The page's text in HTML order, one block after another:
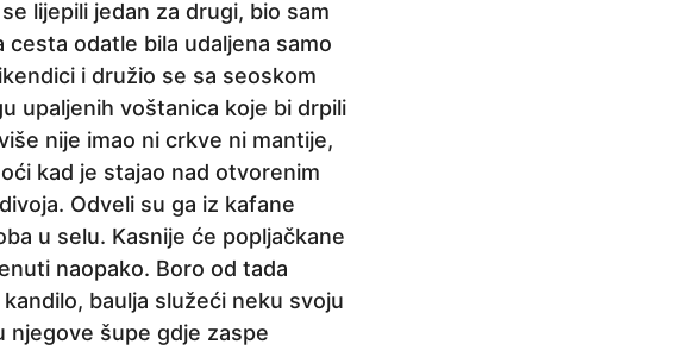
lijepili jedan za drugi, bio sam
odatle bila udaljena samo
i družio se sa seoskom
upaljenih voštanica koje bi drpili
nije imao ni crkve ni mantije,
kad je stajao nad otvorenim
Odveli su ga iz kafane
u selu. Kasnije će popljačkane
naopako. Boro od tada
baulja služeći neku svoju
njegove šupe gdje zaspe